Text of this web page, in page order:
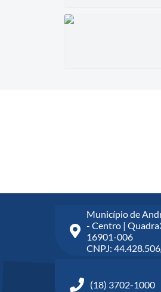
Município de
- Centro |
16901-006
CNPJ:
(18) 3702-1000